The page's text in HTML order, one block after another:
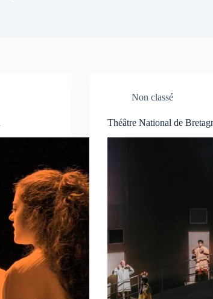
Non classé
Théâtre National de